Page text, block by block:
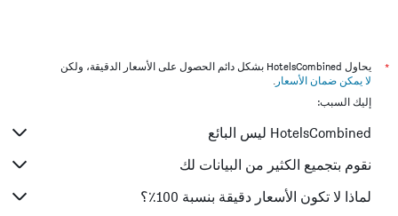
*
يحاول HotelsCombined بشكل دائم الحصول على الأسعار الدقيقة، ولكن
لا يمكن ضمان الأسعار .
إليك السبب:
HotelsCombined ليس البائع
نقوم بتجميع الكثير من البيانات لك
لماذا لا تكون الأسعار دقيقة بنسبة 100٪؟